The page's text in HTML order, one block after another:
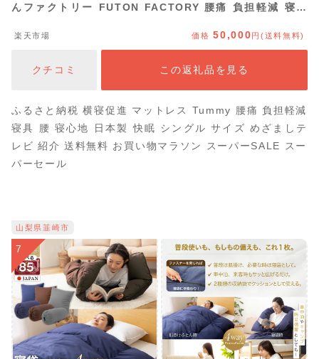
んファクトリー FUTON FACTORY 腰痛 負担軽減 寝具
負担 軽減 寝心地 日本製 快眠 シングル サイズ 清潔 快適
楽天市場 価格50,000円(送料無料)
クチコミ この返礼品を見る
ふるさと納税 横寝促進 マットレス Tummy 腰痛 負担軽減
寝具 腰 寝心地 日本製 快眠 シングル サイズ めざましテ
レビ 紹介 送料無料 お買い物マラソン スーパーSALE スー
パーセール
山梨県韮崎市
7